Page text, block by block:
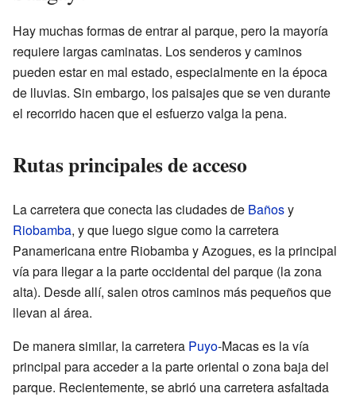
Hay muchas formas de entrar al parque, pero la mayoría
requiere largas caminatas. Los senderos y caminos
pueden estar en mal estado, especialmente en la época
de lluvias. Sin embargo, los paisajes que se ven durante
el recorrido hacen que el esfuerzo valga la pena.
Rutas principales de acceso
La carretera que conecta las ciudades de Bañosy
Riobamba, y que luego sigue como la carretera
Panamericana entre Riobamba y Azogues, es la principal
vía para llegar a la parte occidental del parque (la zona
alta). Desde allí, salen otros caminos más pequeños que
llevan al área.
De manera similar, la carretera Puyo-Macas es la vía
principal para acceder a la parte oriental o zona baja del
parque. Recientemente, se abrió una carretera asfaltada